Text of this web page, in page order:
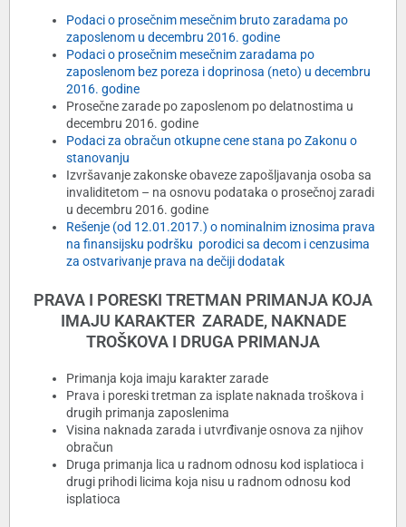
Podaci o prosečnim mesečnim bruto zaradama po
zaposlenom u decembru 2016. godine
Podaci o prosečnim mesečnim zaradama po
zaposlenom bez poreza i doprinosa (neto) u decembru
2016. godine
Prosečne zarade po zaposlenom po delatnostima u
decembru 2016. godine
Podaci za obračun otkupne cene stana po Zakonu o
stanovanju
Izvršavanje zakonske obaveze zapošljavanja osoba sa
invaliditetom – na osnovu podataka o prosečnoj zaradi
u decembru 2016. godine
Rešenje (od 12.01.2017.) o nominalnim iznosima prava
na finansijsku podršku porodici sa decom i cenzusima
za ostvarivanje prava na dečiji dodatak
PRAVA I PORESKI TRETMAN PRIMANJA KOJA
IMAJU KARAKTER ZARADE, NAKNADE
TROŠKOVA I DRUGA PRIMANJA
Primanja koja imaju karakter zarade
Prava i poreski tretman za isplate naknada troškova i
drugih primanja zaposlenima
Visina naknada zarada i utvrđivanje osnova za njihov
obračun
Druga primanja lica u radnom odnosu kod isplatioca i
drugi prihodi licima koja nisu u radnom odnosu kod
isplatioca